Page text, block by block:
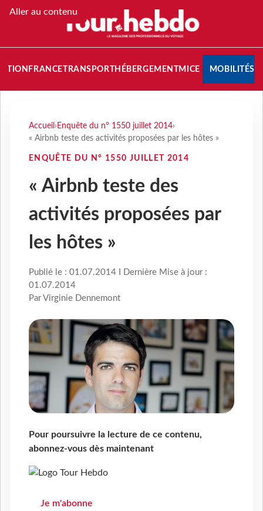
Aller au contenu
FRANCETRANSPORT HÉBERGEMENTMICE MOBILITÉS
Accueil › Enquête du n° 1550 juillet 2014›
« Airbnb teste des activités proposées par les hôtes »
ENQUÊTE DU N° 1550 JUILLET 2014
« Airbnb teste des
activités proposées par
les hôtes »
Publié le : 01.07.2014 I Dernière Mise à jour :
01.07.2014
Par Virginie Dennemont
Pour poursuivre la lecture de ce contenu,
abonnez-vous dès maintenant
Je m'abonne